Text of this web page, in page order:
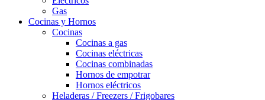
Gas
Cocinas y Hornos
Cocinas
Cocinas a gas
Cocinas eléctricas
Cocinas combinadas
Hornos de empotrar
Hornos eléctricos
Heladeras / Freezers / Frigobares